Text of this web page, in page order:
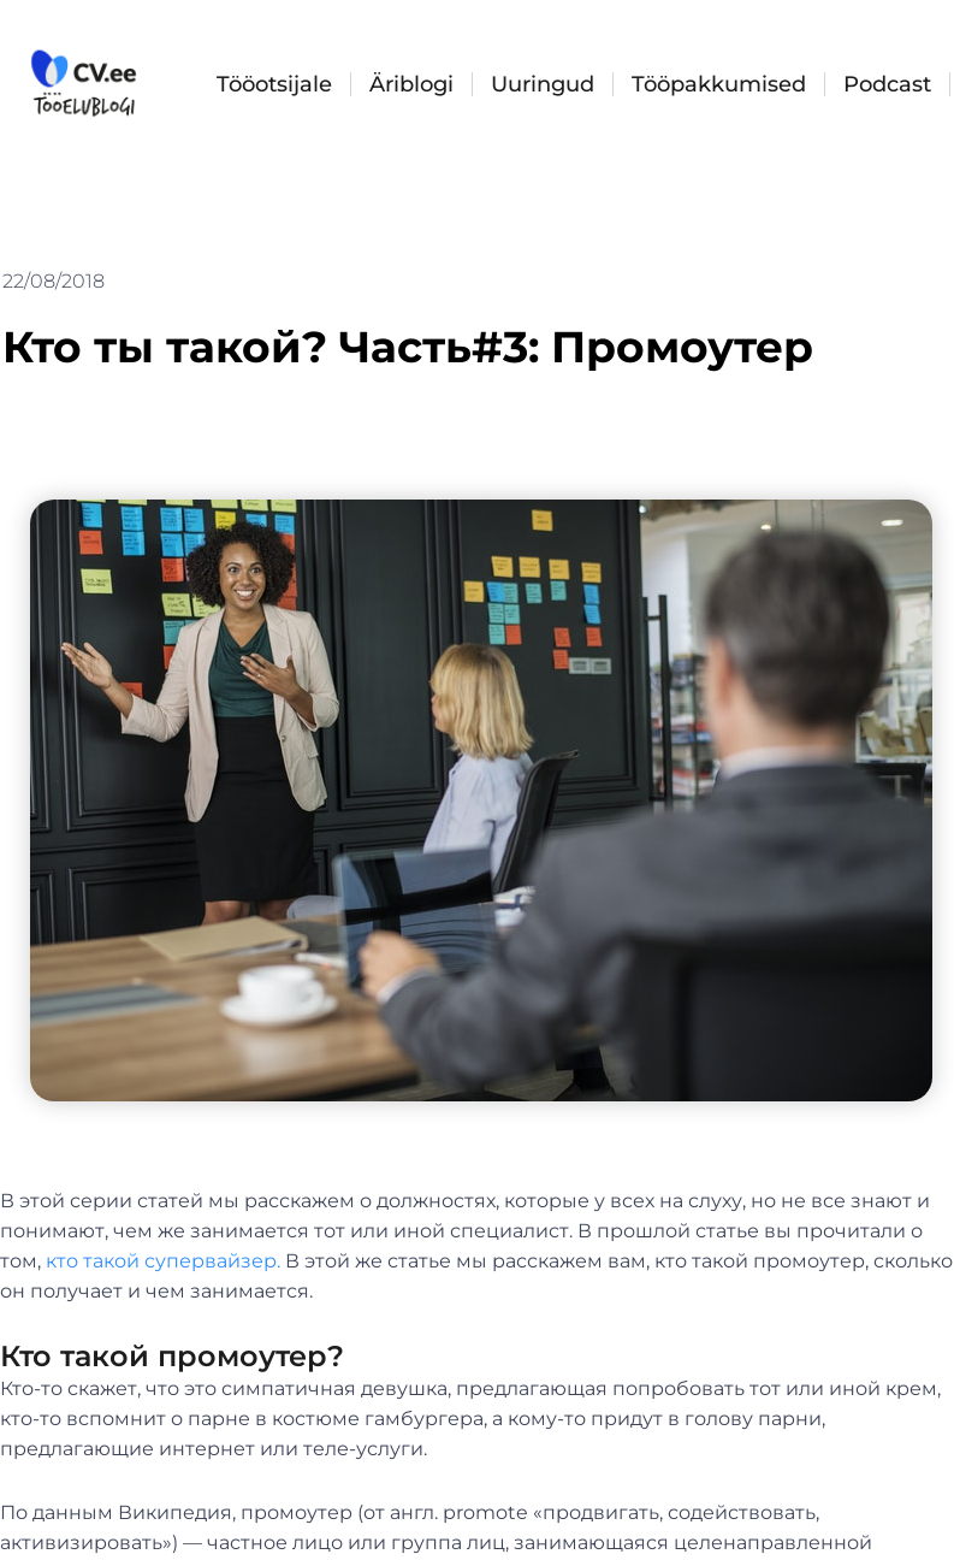
content
Tööotsijale Äriblogi Uuringud Tööpakkumised Podcast
22/08/2018
Кто ты такой? Часть#3: Промоутер
В этой серии статей мы расскажем о должностях, которые у всех на слуху, но не все знают и
понимают, чем же занимается тот или иной специалист. В прошлой статье вы прочитали о
том, кто такой супервайзер. В этой же статье мы расскажем вам, кто такой промоутер, сколько
он получает и чем занимается.
Кто такой промоутер?
Кто-то скажет, что это симпатичная девушка, предлагающая попробовать тот или иной крем,
кто-то вспомнит о парне в костюме гамбургера, а кому-то придут в голову парни,
предлагающие интернет или теле-услуги.
По данным Википедия, промоутер (от англ. promote «продвигать, содействовать,
активизировать») — частное лицо или группа лиц, занимающаяся целенаправленной